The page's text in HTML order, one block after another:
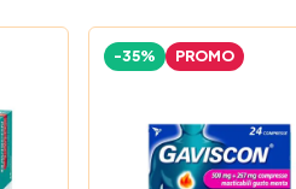
-35% PROMO